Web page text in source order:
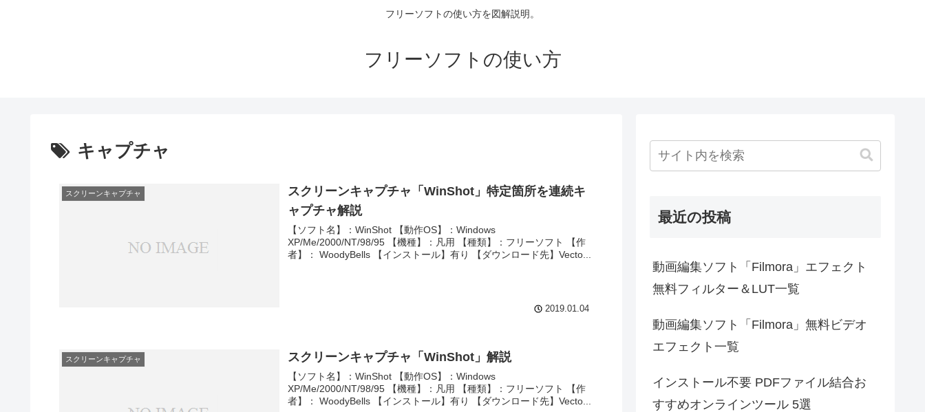
フリーソフトの使い方を図解説明。
フリーソフトの使い方
キャプチャ
スクリーンキャプチャ
スクリーンキャプチャ「WinShot」特定箇所を連続キ
ャプチャ解説
【ソフト名】：WinShot 【動作OS】：Windows
XP/Me/2000/NT/98/95 【機種】：凡用 【種類】：フリーソフト 【作
者】： WoodyBells 【インストール】有り 【ダウンロード先】Vecto...
2019.01.04
スクリーンキャプチャ スクリーンキャプチャ「WinShot」解説
【ソフト名】：WinShot 【動作OS】：Windows
XP/Me/2000/NT/98/95 【機種】：凡用 【種類】：フリーソフト 【作
者】： WoodyBells 【インストール】有り 【ダウンロード先】Vecto...
最近の投稿
動画編集ソフト「Filmora」エフェクト
無料フィルター＆LUT一覧
動画編集ソフト「Filmora」無料ビデオ
エフェクト一覧
インストール不要 PDFファイル結合お
すすめオンラインツール 5選